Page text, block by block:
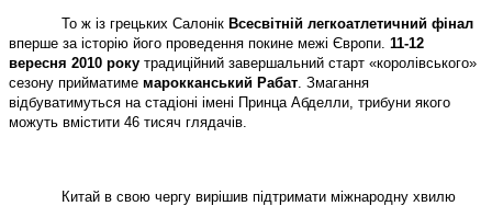
То ж із грецьких Салонік Всесвітній легкоатлетичний фінал
вперше за історію його проведення покине межі Європи. 11-12
вересня 2010 року традиційний завершальний старт «королівського»
сезону прийматиме марокканський Рабат . Змагання
відбуватимуться на стадіоні імені Принца Абделли, трибуни якого
можуть вмістити 46 тисяч глядачів.
Китай в свою чергу вирішив підтримати міжнародну хвилю